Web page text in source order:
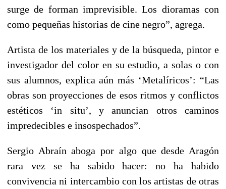
surge de forman imprevisible. Los dioramas con
como pequeñas historias de cine negro”, agrega.
Artista de los materiales y de la búsqueda, pintor e
investigador del color en su estudio, a solas o con
sus alumnos, explica aún más ‘Metalíricos’: “Las
obras son proyecciones de esos ritmos y conflictos
estéticos ‘in situ’, y anuncian otros caminos
impredecibles e insospechados”.
Sergio Abraín aboga por algo que desde Aragón
rara vez se ha sabido hacer: no ha habido
convivencia ni intercambio con los artistas de otras